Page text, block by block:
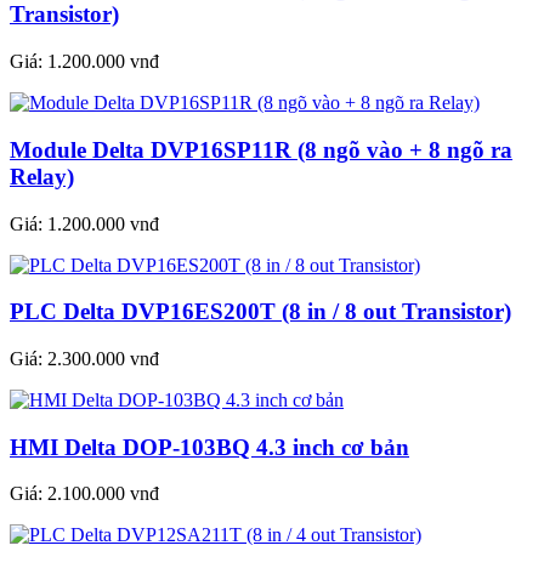
Transistor)
Giá: 1.200.000 vnđ
Module Delta DVP16SP11R (8 ngõ vào + 8 ngõ ra
Relay)
Giá: 1.200.000 vnđ
PLC Delta DVP16ES200T (8 in / 8 out Transistor)
Giá: 2.300.000 vnđ
HMI Delta DOP-103BQ 4.3 inch cơ bản
Giá: 2.100.000 vnđ